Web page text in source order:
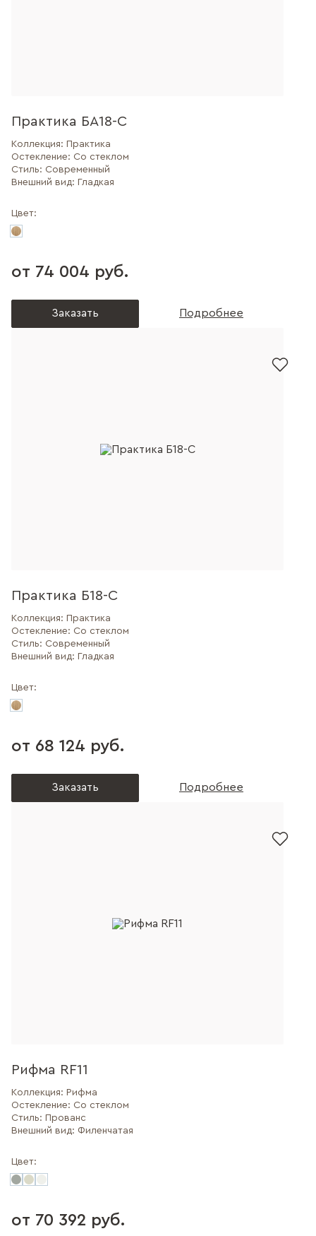
Практика БА18-С
Коллекция: Практика
Остекление: Со стеклом
Стиль: Современный
Внешний вид: Гладкая
Цвет:
от 74 004 руб.
Заказать Подробнее
Практика Б18-С
Коллекция: Практика
Остекление: Со стеклом
Стиль: Современный
Внешний вид: Гладкая
Цвет:
от 68 124 руб.
Заказать Подробнее
Рифма RF11
Коллекция: Рифма
Остекление: Со стеклом
Стиль: Прованс
Внешний вид: Филенчатая
Цвет:
от 70 392 руб.